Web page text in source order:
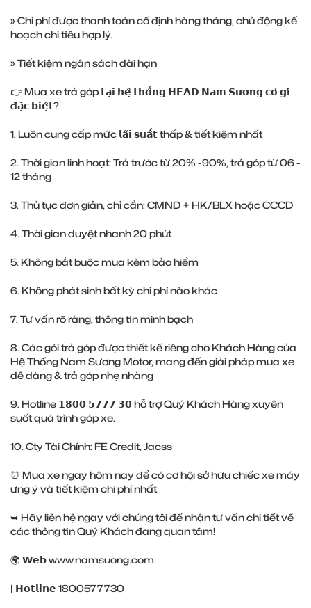
» Chi phí được thanh toán cố định hàng tháng, chủ động kế
hoạch chi tiêu hợp lý.
» Tiết kiệm ngân sách dài hạn
👉 Mua xe trả góp 𝘁𝗮̣𝗶 𝗵𝗲̣̂ 𝘁𝗵𝗼̂́𝗻𝗴 𝗛𝗘𝗔𝗗 𝗡𝗮𝗺 𝗦𝘂̛𝗼̛𝗻𝗴 𝗰𝗼́ 𝗴𝗶̀
đ𝗮̣̆𝗰 𝗯𝗶𝗲̣̂𝘁?
1. Luôn cung cấp mức 𝗹𝗮̃𝗶 𝘀𝘂𝗮̂́𝘁 thấp & tiết kiệm nhất
2. Thời gian linh hoạt: Trả trước từ 20% -90%, trả góp từ 06 -
12 tháng
3. Thủ tục đơn giản, chỉ cần: CMND + HK/BLX hoặc CCCD
4. Thời gian duyệt nhanh 20 phút
5. Không bắt buộc mua kèm bảo hiểm
6. Không phát sinh bất kỳ chi phí nào khác
7. Tư vấn rõ ràng, thông tin minh bạch
8. Các gói trả góp được thiết kế riêng cho Khách Hàng của
Hệ Thống Nam Sương Motor, mang đến giải pháp mua xe
dễ dàng & trả góp nhẹ nhàng
9. Hotline 𝟭𝟴𝟬𝟬 𝟱𝟳𝟳𝟳 𝟯𝟬 hỗ trợ Quý Khách Hàng xuyên
suốt quá trình góp xe.
10. Cty Tài Chính: FE Credit, Jacss
⏰ Mua xe ngay hôm nay để có cơ hội sở hữu chiếc xe máy
ưng ý và tiết kiệm chi phí nhất
➥ Hãy liên hệ ngay với chúng tôi để nhận tư vấn chi tiết về
các thông tin Quý Khách đang quan tâm!
🌍 𝗪𝗲𝗯 www.namsuong.com
| 𝗛𝗼𝘁𝗹𝗶𝗻𝗲 1800577730